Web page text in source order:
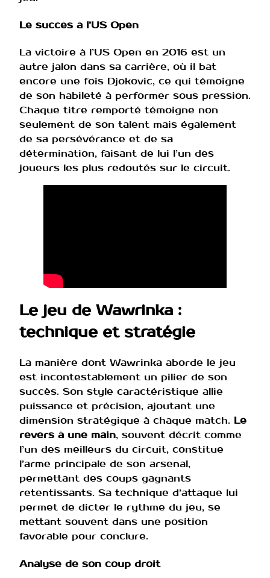
Le succès à l’US Open
La victoire à l’US Open en 2016 est un
autre jalon dans sa carrière, où il bat
encore une fois Djokovic, ce qui témoigne
de son habileté à performer sous pression.
Chaque titre remporté témoigne non
seulement de son talent mais également
de sa persévérance et de sa
détermination, faisant de lui l’un des
joueurs les plus redoutés sur le circuit.
Le jeu de Wawrinka :
technique et stratégie
La manière dont Wawrinka aborde le jeu
est incontestablement un pilier de son
succès. Son style caractéristique allie
puissance et précision, ajoutant une
dimension stratégique à chaque match. Le
revers à une main, souvent décrit comme
l’un des meilleurs du circuit, constitue
l’arme principale de son arsenal,
permettant des coups gagnants
retentissants. Sa technique d’attaque lui
permet de dicter le rythme du jeu, se
mettant souvent dans une position
favorable pour conclure.
Analyse de son coup droit